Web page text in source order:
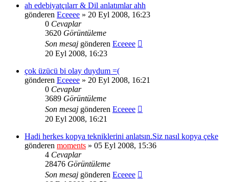
ah edebiyatçılarr & Dil anlatımlar ahh
gönderen Eceeee » 20 Eyl 2008, 16:23
0 Cevaplar
3620 Görüntüleme
Son mesaj gönderen Eceeee
20 Eyl 2008, 16:23
çok üzücü bi olay duydum =(
gönderen Eceeee » 20 Eyl 2008, 16:21
0 Cevaplar
3689 Görüntüleme
Son mesaj gönderen Eceeee
20 Eyl 2008, 16:21
Hadi herkes kopya tekniklerini anlatsın.Siz nasıl kopya çeke
gönderen moments » 05 Eyl 2008, 15:36
4 Cevaplar
28476 Görüntüleme
Son mesaj gönderen Eceeee